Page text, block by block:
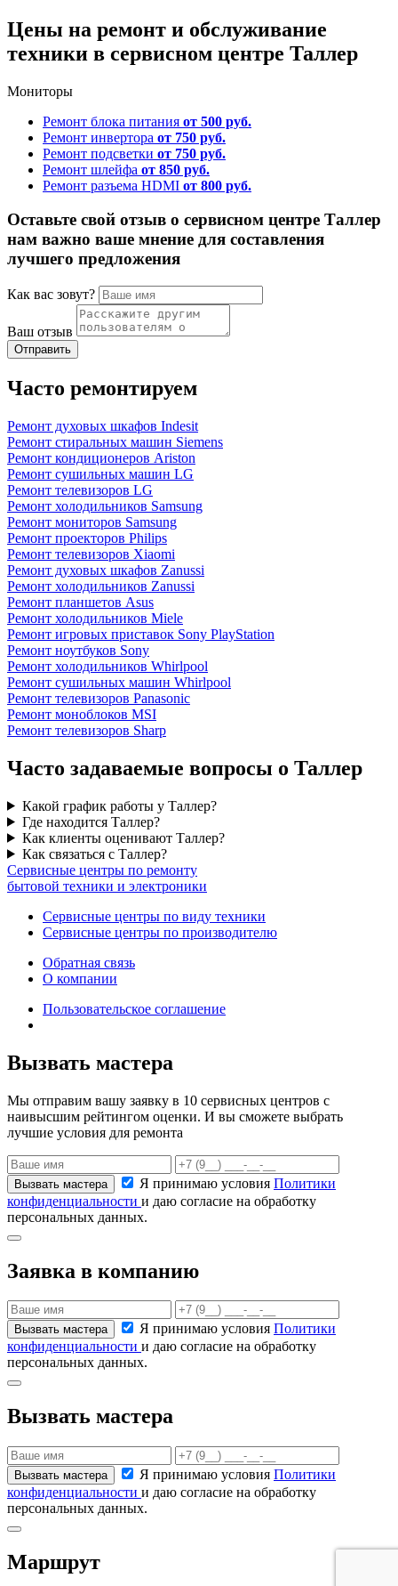
Цены на ремонт и обслуживание
техники в сервисном центре Таллер
Мониторы
Ремонт блока питания от 500 руб.
Ремонт инвертора от 750 руб.
Ремонт подсветки от 750 руб.
Ремонт шлейфа от 850 руб.
Ремонт разъема HDMI от 800 руб.
Оставьте свой отзыв о сервисном центре Таллер
нам важно ваше мнение для составления
лучшего предложения
Как вас зовут?
Ваш отзыв
Часто ремонтируем
Ремонт духовых шкафов Indesit
Ремонт стиральных машин Siemens
Ремонт кондиционеров Ariston
Ремонт сушильных машин LG
Ремонт телевизоров LG
Ремонт холодильников Samsung
Ремонт мониторов Samsung
Ремонт проекторов Philips
Ремонт телевизоров Xiaomi
Ремонт духовых шкафов Zanussi
Ремонт холодильников Zanussi
Ремонт планшетов Asus
Ремонт холодильников Miele
Ремонт игровых приставок Sony PlayStation
Ремонт ноутбуков Sony
Ремонт холодильников Whirlpool
Ремонт сушильных машин Whirlpool
Ремонт телевизоров Panasonic
Ремонт моноблоков MSI
Ремонт телевизоров Sharp
Часто задаваемые вопросы о Таллер
Какой график работы у Таллер?
Где находится Таллер?
Как клиенты оценивают Таллер?
Как связаться с Таллер?
Сервисные центры по ремонту
бытовой техники и электроники
Сервисные центры по виду техники
Сервисные центры по производителю
Обратная связь
О компании
Пользовательское соглашение
Вызвать мастера
Мы отправим вашу заявку в 10 сервисных центров с
наивысшим рейтингом оценки. И вы сможете выбрать
лучшие условия для ремонта
Я принимаю условия Политики
конфиденциальности и даю согласие на обработку
персональных данных.
Заявка в компанию
Я принимаю условия Политики
конфиденциальности и даю согласие на обработку
персональных данных.
Вызвать мастера
Я принимаю условия Политики
конфиденциальности и даю согласие на обработку
персональных данных.
Маршрут